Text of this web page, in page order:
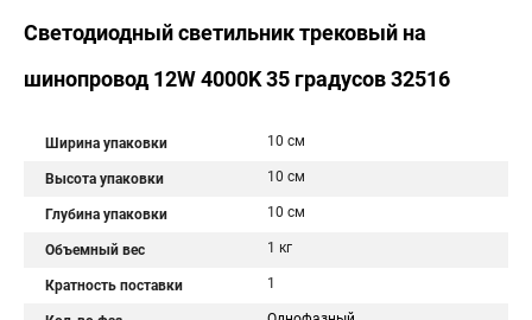
Светодиодный светильник трековый на
шинопровод 12W 4000K 35 градусов 32516
Ширина упаковки 10 см
Высота упаковки 10 см
Глубина упаковки 10 см
Объемный вес 1 кг
Кратность поставки 1